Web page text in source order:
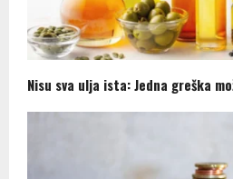
Nisu sva ulja ista: Jedna greška